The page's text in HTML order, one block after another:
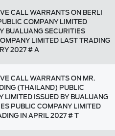
CALL WARRANTS ON BERLI
COMPANY LIMITED
BUALUANG SECURITIES
LIMITED LAST TRADING
2027 # A
CALL WARRANTS ON MR.
(THAILAND) PUBLIC
LIMITED ISSUED BY BUALUANG
PUBLIC COMPANY LIMITED
IN APRIL 2027 # T